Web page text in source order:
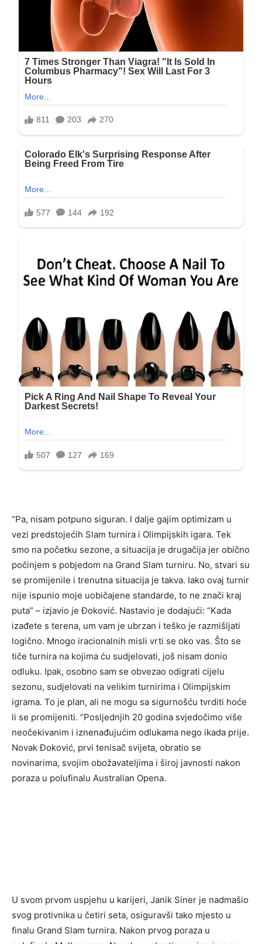
“Pa, nisam potpuno siguran. I dalje gajim optimizam u
vezi predstojećih Slam turnira i Olimpijskih igara. Tek
smo na početku sezone, a situacija je drugačija jer obično
počinjem s pobjedom na Grand Slam turniru. No, stvari su
se promijenile i trenutna situacija je takva. Iako ovaj turnir
nije ispunio moje uobičajene standarde, to ne znači kraj
puta” – izjavio je Đoković. Nastavio je dodajući: “Kada
izađete s terena, um vam je ubrzan i teško je razmišljati
logično. Mnogo iracionalnih misli vrti se oko vas. Što se
tiče turnira na kojima ću sudjelovati, još nisam donio
odluku. Ipak, osobno sam se obvezao odigrati cijelu
sezonu, sudjelovati na velikim turnirima i Olimpijskim
igrama. To je plan, ali ne mogu sa sigurnošću tvrditi hoće
li se promijeniti. “Posljednjih 20 godina svjedočimo više
neočekivanim i iznenađujućim odlukama nego ikada prije.
Novak Đoković, prvi tenisač svijeta, obratio se
novinarima, svojim obožavateljima i široj javnosti nakon
poraza u polufinalu Australian Opena.
U svom prvom uspjehu u karijeri, Janik Siner je nadmašio
svog protivnika u četiri seta, osiguravši tako mjesto u
finalu Grand Slam turnira. Nakon prvog poraza u